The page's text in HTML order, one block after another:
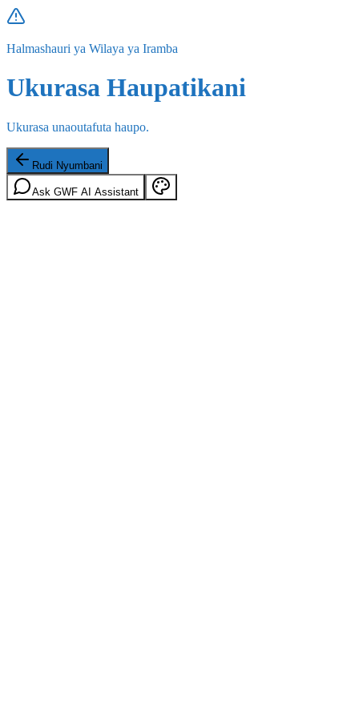
Halmashauri ya Wilaya ya Iramba
Ukurasa Haupatikani
Ukurasa unaoutafuta haupo.
Rudi Nyumbani
Ask GWF AI Assistant